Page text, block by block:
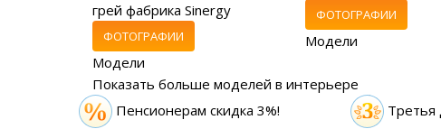
грей фабрика Sinergy
ФОТОГРАФИИ
Модели
ФОТОГРАФИИ
Модели
Показать больше моделей в интерьере
Пенсионерам скидка 3%! Третья